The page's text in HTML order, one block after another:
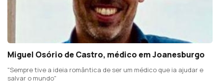
Miguel Osório de Castro, médico em Joanesburgo
"Sempre tive a ideia romântica de ser um médico que ia ajudar e
salvar o mundo"